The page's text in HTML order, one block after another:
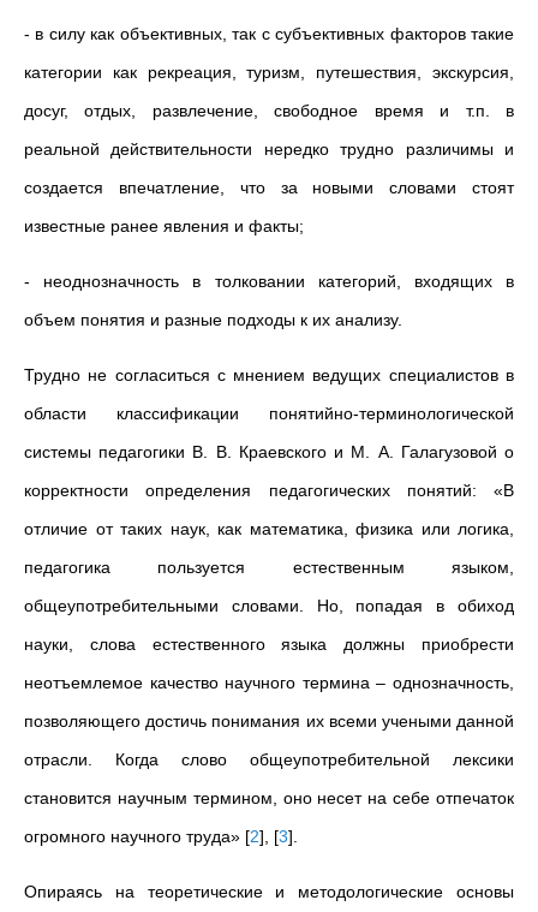
- в силу как объективных, так с субъективных факторов такие
категории как рекреация, туризм, путешествия, экскурсия,
досуг, отдых, развлечение, свободное время и т.п. в
реальной действительности нередко трудно различимы и
создается впечатление, что за новыми словами стоят
известные ранее явления и факты;
- неоднозначность в толковании категорий, входящих в
объем понятия и разные подходы к их анализу.
Трудно не согласиться с мнением ведущих специалистов в
области классификации понятийно-терминологической
системы педагогики В. В. Краевского и М. А. Галагузовой о
корректности определения педагогических понятий: «В
отличие от таких наук, как математика, физика или логика,
педагогика пользуется естественным языком,
общеупотребительными словами. Но, попадая в обиход
науки, слова естественного языка должны приобрести
неотъемлемое качество научного термина – однозначность,
позволяющего достичь понимания их всеми учеными данной
отрасли. Когда слово общеупотребительной лексики
становится научным термином, оно несет на себе отпечаток
огромного научного труда» [2] [3]
Опираясь на теоретические и методологические основы